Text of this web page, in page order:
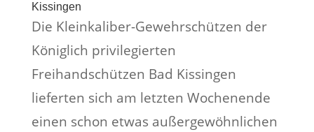
Kissingen
Die Kleinkaliber-Gewehrschützen der
Königlich privilegierten
Freihandschützen Bad Kissingen
lieferten sich am letzten Wochenende
einen schon etwas außergewöhnlichen